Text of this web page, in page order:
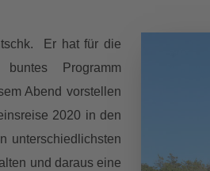
Er hat für die
Programm
Abend vorstellen
2020 in den
unterschiedlichsten
und daraus eine